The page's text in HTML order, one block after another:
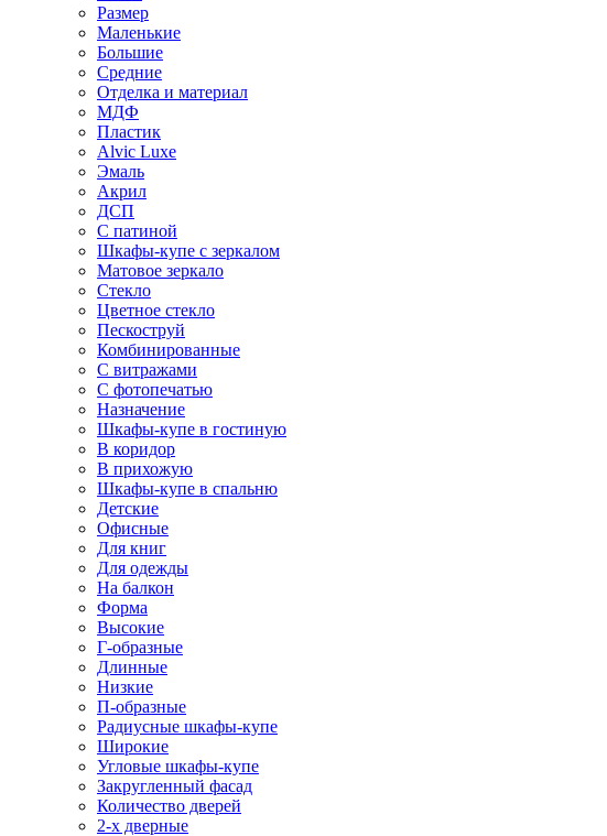
Размер
Маленькие
Большие
Средние
Отделка и материал
МДФ
Пластик
Alvic Luxe
Эмаль
Акрил
ДСП
С патиной
Шкафы-купе с зеркалом
Матовое зеркало
Стекло
Цветное стекло
Пескоструй
Комбинированные
С витражами
С фотопечатью
Назначение
Шкафы-купе в гостиную
В коридор
В прихожую
Шкафы-купе в спальню
Детские
Офисные
Для книг
Для одежды
На балкон
Форма
Высокие
Г-образные
Длинные
Низкие
П-образные
Радиусные шкафы-купе
Широкие
Угловые шкафы-купе
Закругленный фасад
Количество дверей
2-х дверные